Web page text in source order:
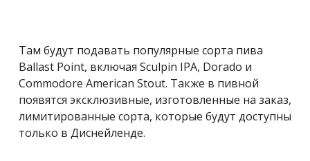
Там будут подавать популярные сорта пива
Ballast Point, включая Sculpin IPA, Dorado и
Commodore American Stout. Также в пивной
появятся эксклюзивные, изготовленные на заказ,
лимитированные сорта, которые будут доступны
только в Диснейленде.